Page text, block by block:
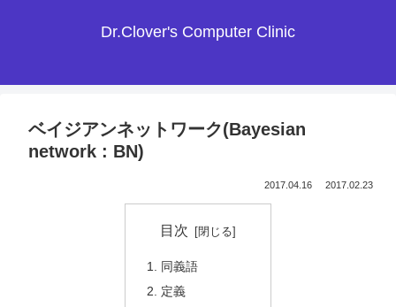
Dr.Clover's Computer Clinic
ベイジアンネットワーク(Bayesian
network : BN)
2017.04.16 2017.02.23
目次
同義語
定義